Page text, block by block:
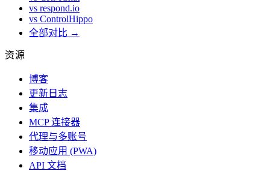
vs respond.io
vs ControlHippo
全部对比 →
资源
博客
更新日志
集成
MCP 连接器
代理与多账号
移动应用 (PWA)
API 文档